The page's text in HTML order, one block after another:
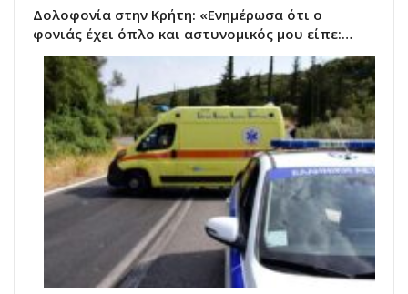
Δολοφονία στην Κρήτη: «Ενημέρωσα ότι ο
φονιάς έχει όπλο και αστυνομικός μου είπε:…